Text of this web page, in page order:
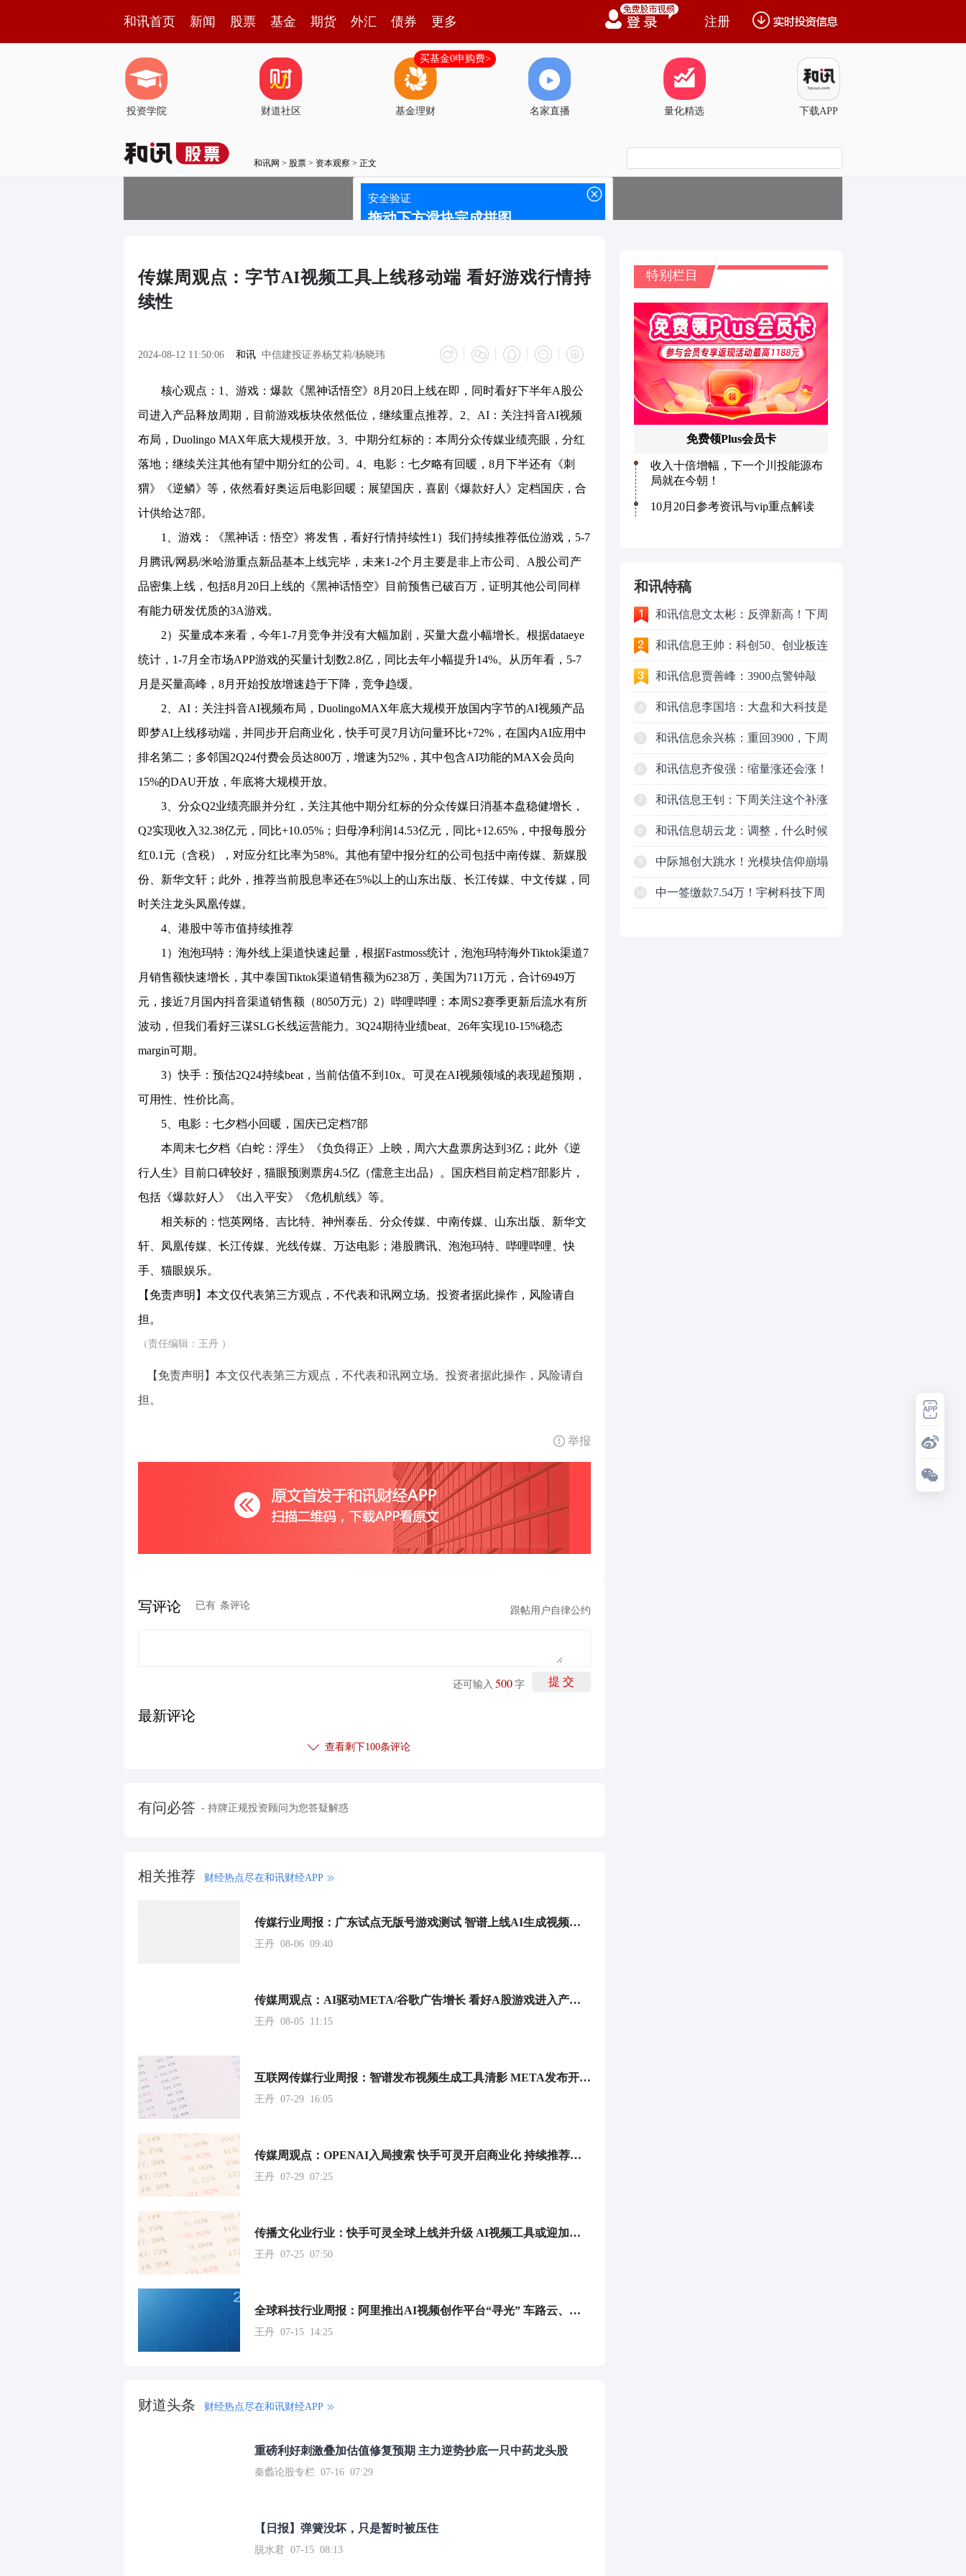
和讯首页 新闻 股票 基金 期货 外汇 债券 更多 注册
投资学院 财道社区 基金理财
买基金0申购费>
名家直播 量化精选 下载APP
和讯网 > 股票 > 资本观察 > 正文
传媒周观点：字节AI视频工具上线移动端 看好游戏行情持
续性
2024-08-12 11:50:06 和讯 中信建投证券杨艾莉/杨晓玮
核心观点：1、游戏：爆款《黑神话悟空》8月20日上线在即，同时看好下半年A股公
司进入产品释放周期，目前游戏板块依然低位，继续重点推荐。2、AI：关注抖音AI视频
布局，Duolingo MAX年底大规模开放。3、中期分红标的：本周分众传媒业绩亮眼，分红
落地；继续关注其他有望中期分红的公司。4、电影：七夕略有回暖，8月下半还有《刺
猬》《逆鳞》等，依然看好奥运后电影回暖；展望国庆，喜剧《爆款好人》定档国庆，合
计供给达7部。
1、游戏：《黑神话：悟空》将发售，看好行情持续性1）我们持续推荐低位游戏，5-7
月腾讯/网易/米哈游重点新品基本上线完毕，未来1-2个月主要是非上市公司、A股公司产
品密集上线，包括8月20日上线的《黑神话悟空》目前预售已破百万，证明其他公司同样
有能力研发优质的3A游戏。
2）买量成本来看，今年1-7月竞争并没有大幅加剧，买量大盘小幅增长。根据dataeye
统计，1-7月全市场APP游戏的买量计划数2.8亿，同比去年小幅提升14%。从历年看，5-7
月是买量高峰，8月开始投放增速趋于下降，竞争趋缓。
2、AI：关注抖音AI视频布局，DuolingoMAX年底大规模开放国内字节的AI视频产品
即梦AI上线移动端，并同步开启商业化，快手可灵7月访问量环比+72%，在国内AI应用中
排名第二；多邻国2Q24付费会员达800万，增速为52%，其中包含AI功能的MAX会员向
15%的DAU开放，年底将大规模开放。
3、分众Q2业绩亮眼并分红，关注其他中期分红标的分众传媒日消基本盘稳健增长，
Q2实现收入32.38亿元，同比+10.05%；归母净利润14.53亿元，同比+12.65%，中报每股分
红0.1元（含税），对应分红比率为58%。其他有望中报分红的公司包括中南传媒、新媒股
份、新华文轩；此外，推荐当前股息率还在5%以上的山东出版、长江传媒、中文传媒，同
时关注龙头凤凰传媒。
4、港股中等市值持续推荐
1）泡泡玛特：海外线上渠道快速起量，根据Fastmoss统计，泡泡玛特海外Tiktok渠道7
月销售额快速增长，其中泰国Tiktok渠道销售额为6238万，美国为711万元，合计6949万
元，接近7月国内抖音渠道销售额（8050万元）2）哔哩哔哩：本周S2赛季更新后流水有所
波动，但我们看好三谋SLG长线运营能力。3Q24期待业绩beat、26年实现10-15%稳态
margin可期。
3）快手：预估2Q24持续beat，当前估值不到10x。可灵在AI视频领域的表现超预期，
可用性、性价比高。
5、电影：七夕档小回暖，国庆已定档7部
本周末七夕档《白蛇：浮生》《负负得正》上映，周六大盘票房达到3亿；此外《逆
行人生》目前口碑较好，猫眼预测票房4.5亿（儒意主出品）。国庆档目前定档7部影片，
包括《爆款好人》《出入平安》《危机航线》等。
相关标的：恺英网络、吉比特、神州泰岳、分众传媒、中南传媒、山东出版、新华文
轩、凤凰传媒、长江传媒、光线传媒、万达电影；港股腾讯、泡泡玛特、哔哩哔哩、快
手、猫眼娱乐。
【免责声明】本文仅代表第三方观点，不代表和讯网立场。投资者据此操作，风险请自
担。
（责任编辑：王丹 ）
【免责声明】本文仅代表第三方观点，不代表和讯网立场。投资者据此操作，风险请自
担。
举报
写评论 已有 条评论 跟帖用户自律公约
提 交
还可输入 500 字
最新评论
查看剩下100条评论
有问必答 - 持牌正规投资顾问为您答疑解惑
相关推荐 财经热点尽在和讯财经APP
传媒行业周报：广东试点无版号游戏测试 智谱上线AI生成视频模型
王丹 08-06 09:40
传媒周观点：AI驱动META/谷歌广告增长 看好A股游戏进入产品周期
王丹 08-05 11:15
互联网传媒行业周报：智谱发布视频生成工具清影 META发布开源大模型LLAMA 3.1系列
王丹 07-29 16:05
传媒周观点：OPENAI入局搜索 快手可灵开启商业化 持续推荐低位游戏板块
王丹 07-29 07:25
传播文化业行业：快手可灵全球上线并升级 AI视频工具或迎加速发展
王丹 07-25 07:50
全球科技行业周报：阿里推出AI视频创作平台“寻光” 车路云、电网等投资计划带动IT设备更新需求
王丹 07-15 14:25
财道头条 财经热点尽在和讯财经APP
重磅利好刺激叠加估值修复预期 主力逆势抄底一只中药龙头股
秦蠡论股专栏 07-16 07:29
【日报】弹簧没坏，只是暂时被压住
脱水君 07-15 08:13
和讯特稿
和讯信息文太彬：反弹新高！下周
行情怎么走？
和讯信息王帅：科创50、创业板连
续反弹之后，重要防守线已出现
和讯信息贾善峰：3900点警钟敲
响，主力正在暗中布局！
和讯信息李国培：大盘和大科技是
反转？还是反弹？
5 和讯信息余兴栋：重回3900，下周
稳了吗？
和讯信息齐俊强：缩量涨还会涨！
7 和讯信息王钊：下周关注这个补涨
机会
和讯信息胡云龙：调整，什么时候
来
中际旭创大跳水！光模块信仰崩塌
了？
中一签缴款7.54万！宇树科技下周